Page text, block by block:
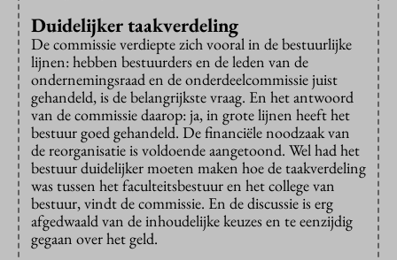
Duidelijker taakverdeling
De commissie verdiepte zich vooral in de bestuurlijke
lijnen: hebben bestuurders en de leden van de
ondernemingsraad en de onderdeelcommissie juist
gehandeld, is de belangrijkste vraag. En het antwoord
van de commissie daarop: ja, in grote lijnen heeft het
bestuur goed gehandeld. De financiële noodzaak van
de reorganisatie is voldoende aangetoond. Wel had het
bestuur duidelijker moeten maken hoe de taakverdeling
was tussen het faculteitsbestuur en het college van
bestuur, vindt de commissie. En de discussie is erg
afgedwaald van de inhoudelijke keuzes en te eenzijdig
gegaan over het geld.